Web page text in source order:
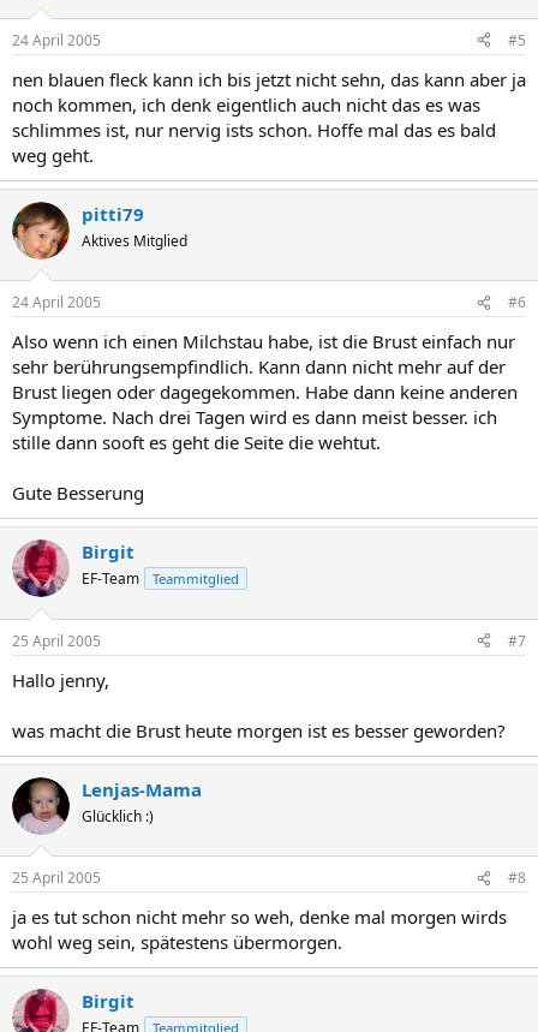
24 April 2005 #5
nen blauen fleck kann ich bis jetzt nicht sehn, das kann aber ja
noch kommen, ich denk eigentlich auch nicht das es was
schlimmes ist, nur nervig ists schon. Hoffe mal das es bald
weg geht.
pitti79
Aktives Mitglied
24 April 2005 #6
Also wenn ich einen Milchstau habe, ist die Brust einfach nur
sehr berührungsempfindlich. Kann dann nicht mehr auf der
Brust liegen oder dagegekommen. Habe dann keine anderen
Symptome. Nach drei Tagen wird es dann meist besser. ich
stille dann sooft es geht die Seite die wehtut.
Gute Besserung
Birgit
EF-Team Teammitglied
25 April 2005 #7
Hallo jenny,
was macht die Brust heute morgen ist es besser geworden?
Lenjas-Mama
Glücklich :)
25 April 2005 #8
ja es tut schon nicht mehr so weh, denke mal morgen wirds
wohl weg sein, spätestens übermorgen.
Birgit
EF-Team Teammitglied